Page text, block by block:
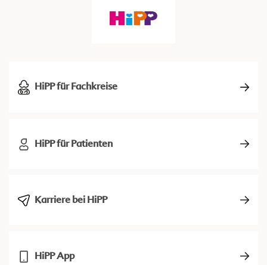
HiPP für Fachkreise
HiPP für Patienten
Karriere bei HiPP
HiPP App